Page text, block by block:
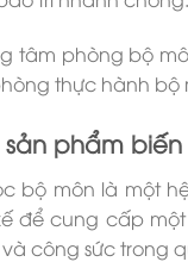
tâm phòng bộ
thực hành bộ
phẩm
bộ môn là một
để cung cấp
công sức trong